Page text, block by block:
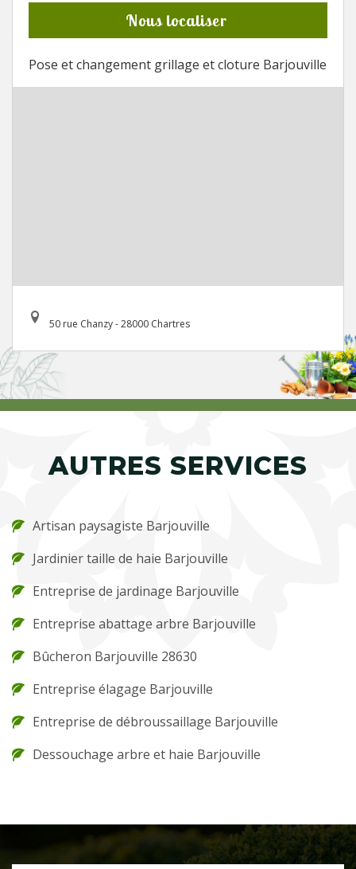
Nous localiser
Pose et changement grillage et cloture Barjouville
50 rue Chanzy - 28000 Chartres
AUTRES SERVICES
Artisan paysagiste Barjouville
Jardinier taille de haie Barjouville
Entreprise de jardinage Barjouville
Entreprise abattage arbre Barjouville
Bûcheron Barjouville 28630
Entreprise élagage Barjouville
Entreprise de débroussaillage Barjouville
Dessouchage arbre et haie Barjouville